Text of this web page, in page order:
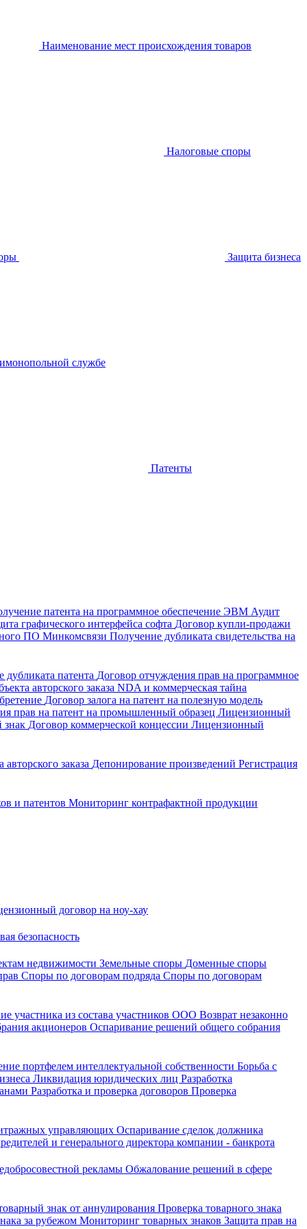
Наименование мест происхождения товаров
Налоговые споры
Защита бизнеса
службе
Патенты
патента на программное обеспечение ЭВМ Аудит
графического интерфейса софта Договор купли-продажи
ПО Минкомсвязи Получение дубликата свидетельства на
дубликата патента Договор отчуждения прав на программное
авторского заказа NDA и коммерческая тайна
Договор залога на патент на полезную модель
прав на патент на промышленный образец Лицензионный
знак Договор коммерческой концессии Лицензионный
заказа Депонирование произведений Регистрация
и патентов Мониторинг контрафактной продукции
договор на ноу-хау
безопасность
недвижимости Земельные споры Доменные споры
Споры по договорам подряда Споры по договорам
участника из состава участников ООО Возврат незаконно
акционеров Оспаривание решений общего собрания
портфелем интеллектуальной собственности Борьба с
Ликвидация юридических лиц Разработка
Разработка и проверка договоров Проверка
управляющих Оспаривание сделок должника
и генерального директора компании - банкрота
рекламы Обжалование решений в сфере
знак от аннулирования Проверка товарного знака
за рубежом Мониторинг товарных знаков Защита прав на